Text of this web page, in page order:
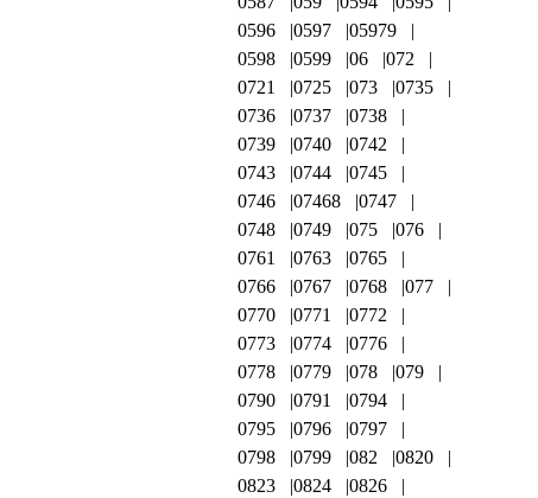
0596
0597
05979
0598
0599 06
072
0721
0725 073
0735
0736
0737
0738
0739
0740
0742
0743
0744
0745
0746
07468
0747
0748
0749 075
076
0761
0763
0765
0766
0767 0768
077
0770
0771
0772
0773
0774
0776
0778
0779 078
079
0790
0791
0794
0795
0796
0797
0798
0799 082
0820
0823
0824
0826